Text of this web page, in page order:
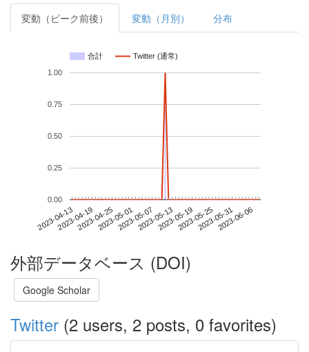
変動（ピーク前後） 変動（月別） 分布
合計 Twitter (通常)
2023-04-132023-04-192023-04-252023-05-012023-05-072023-05-132023-05-192023-05-252023-05-312023-06-06
0.00
0.25
0.50
0.75
1.00
外部データベース (DOI)
Google Scholar
Twitter (2 users, 2 posts, 0 favorites)